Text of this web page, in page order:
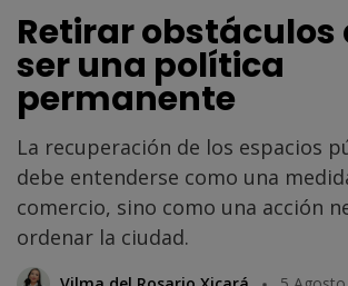
Retirar obstáculos
ser una política
permanente
La recuperación de los espacios
debe entenderse como una
comercio, sino como una acción
ordenar la ciudad.